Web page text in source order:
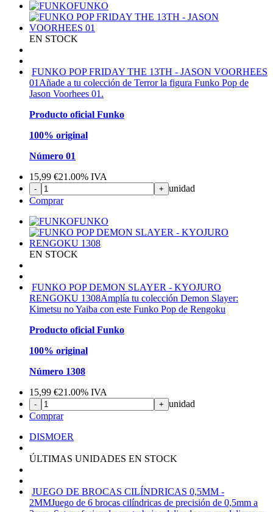
FUNKO
EN STOCK
FUNKO POP FRIDAY THE 13TH - JASON VOORHEES
01 Añade a tu colección de Terror la figura Funko Pop de
Jason Voorhees 01.
Producto oficial Funko
100% original
Número 01
15,99 €21.00% IVA
- + unidad
Comprar
FUNKO
EN STOCK
FUNKO POP DEMON SLAYER - KYOJURO
RENGOKU 1308Amplía tu colección Demon Slayer:
Kimetsu no Yaiba con este Funko Pop de Rengoku
Producto oficial Funko
100% original
Número 1308
15,99 €21.00% IVA
- + unidad
Comprar
DISMOER
ÚLTIMAS UNIDADES EN STOCK
JUEGO DE BROCAS CILÍNDRICAS 0,5MM -
2MMJuego de 6 brocas cilíndricas de precisión de 0,5mm a